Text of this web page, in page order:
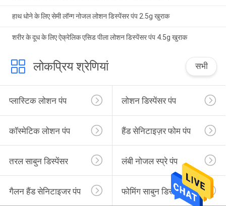
हाथ धोने के लिए सेमी लॉन्ग नोजल लोशन डिस्पेंसर पंप 2.5g खुराक
शरीर के दूध के लिए ऐक्रेलिक एसिड पीला लोशन डिस्पेंसर पंप 4.5g खुराक
लोकप्रिय श्रेणियां सभी
प्लास्टिक लोशन पंप लोशन डिस्पेंसर पंप
कॉस्मेटिक लोशन पंप हैंड सेनिटाइज़र फोम पंप
तरल साबुन डिस्पेंसर लंबी नोजल स्प्रे पंप
गैलन हैंड सेनिटाइजर पंप फोमिंग साबुन डिस्पेंसर पंप